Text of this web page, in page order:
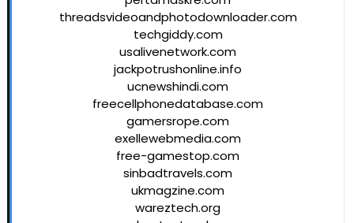
threadsvideoandphotodownloader.com
techgiddy.com
usalivenetwork.com
jackpotrushonline.info
ucnewshindi.com
freecellphonedatabase.com
gamersrope.com
exellewebmedia.com
free-gamestop.com
sinbadtravels.com
ukmagzine.com
wareztech.org